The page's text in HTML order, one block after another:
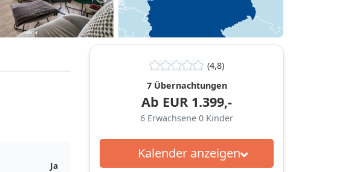
Ja
(4,8)
7 Übernachtungen
Ab EUR 1.399,-
6 Erwachsene 0 Kinder
Kalender anzeigen